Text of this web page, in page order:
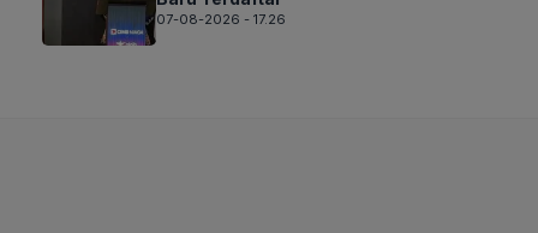
07-08-2026 - 17.26